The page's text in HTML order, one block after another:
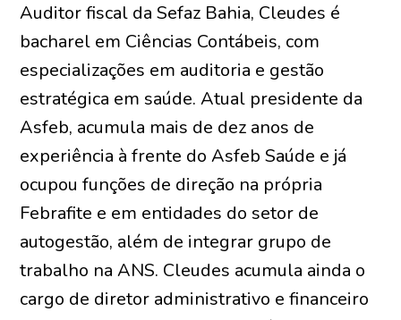
Auditor fiscal da Sefaz Bahia, Cleudes é
bacharel em Ciências Contábeis, com
especializações em auditoria e gestão
estratégica em saúde. Atual presidente da
Asfeb, acumula mais de dez anos de
experiência à frente do Asfeb Saúde e já
ocupou funções de direção na própria
Febrafite e em entidades do setor de
autogestão, além de integrar grupo de
trabalho na ANS. Cleudes acumula ainda o
cargo de diretor administrativo e financeiro